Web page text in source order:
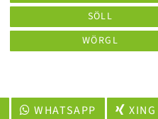
SÖLL
WÖRGL
WHATSAPP XING